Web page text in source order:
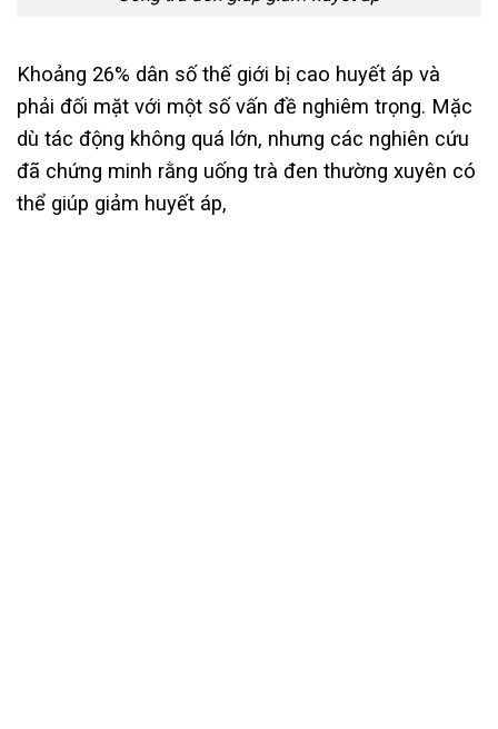
Khoảng 26% dân số thế giới bị cao huyết áp và
phải đối mặt với một số vấn đề nghiêm trọng. Mặc
dù tác động không quá lớn, nhưng các nghiên cứu
đã chứng minh rằng uống trà đen thường xuyên có
thể giúp giảm huyết áp,